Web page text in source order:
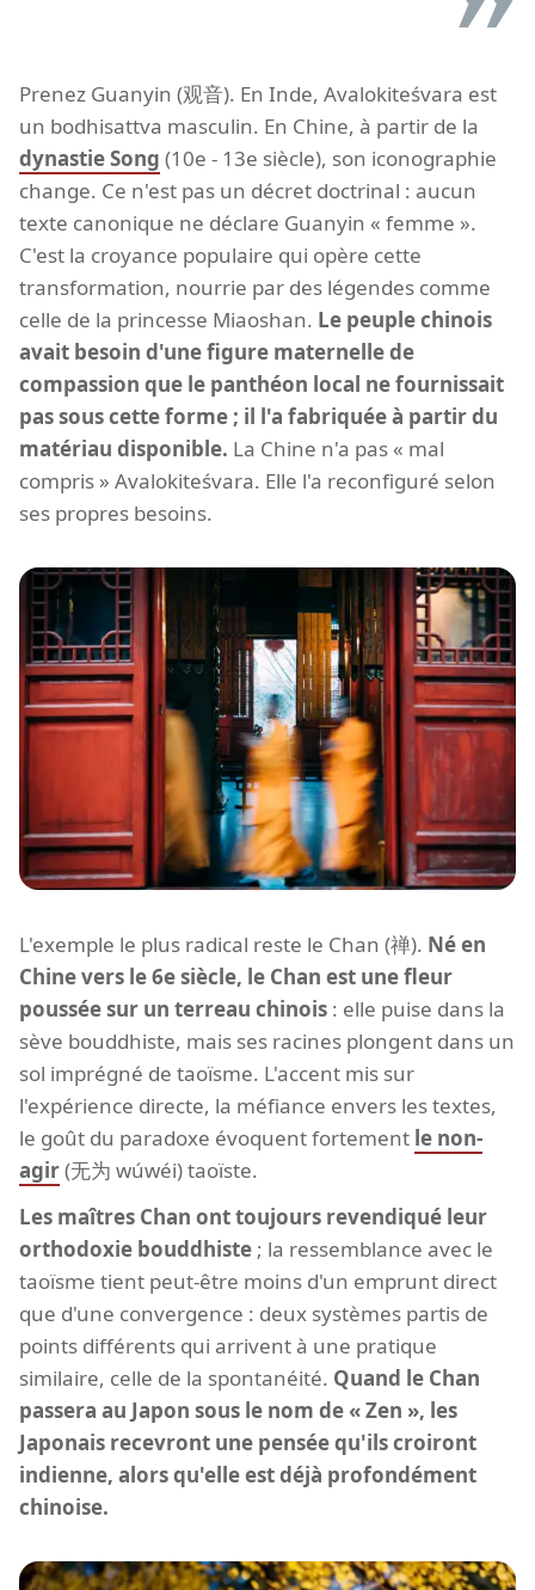
Prenez Guanyin (观音). En Inde, Avalokiteśvara est
un bodhisattva masculin. En Chine, à partir de la
dynastie Song (10e - 13e siècle), son iconographie
change. Ce n'est pas un décret doctrinal : aucun
texte canonique ne déclare Guanyin « femme ».
C'est la croyance populaire qui opère cette
transformation, nourrie par des légendes comme
celle de la princesse Miaoshan. Le peuple chinois
avait besoin d'une figure maternelle de
compassion que le panthéon local ne fournissait
pas sous cette forme ; il l'a fabriquée à partir du
matériau disponible. La Chine n'a pas « mal
compris » Avalokiteśvara. Elle l'a reconfiguré selon
ses propres besoins.
L'exemple le plus radical reste le Chan (禅). Né en
Chine vers le 6e siècle, le Chan est une fleur
poussée sur un terreau chinois : elle puise dans la
sève bouddhiste, mais ses racines plongent dans un
sol imprégné de taoïsme. L'accent mis sur
l'expérience directe, la méfiance envers les textes,
le goût du paradoxe évoquent fortement le non-
agir(无为 wúwéi) taoïste.
Les maîtres Chan ont toujours revendiqué leur
orthodoxie bouddhiste ; la ressemblance avec le
taoïsme tient peut-être moins d'un emprunt direct
que d'une convergence : deux systèmes partis de
points différents qui arrivent à une pratique
similaire, celle de la spontanéité. Quand le Chan
passera au Japon sous le nom de « Zen », les
Japonais recevront une pensée qu'ils croiront
indienne, alors qu'elle est déjà profondément
chinoise.